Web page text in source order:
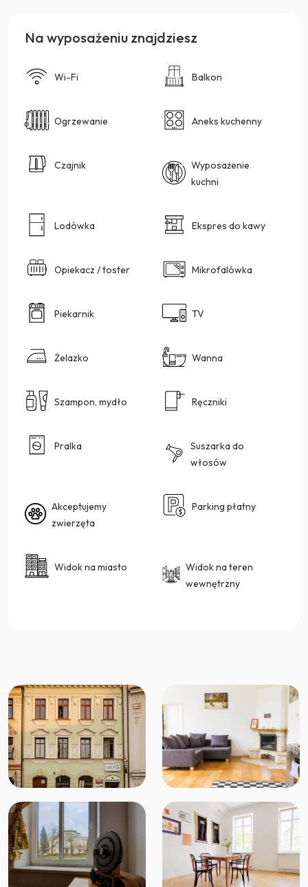
Na wyposażeniu znajdziesz
Wi-Fi Balkon
Ogrzewanie Aneks kuchenny
Czajnik
Wyposażenie
kuchni
Lodówka Ekspres do kawy
Opiekacz / toster Mikrofalówka
Piekarnik TV
Żelazko Wanna
Szampon, mydło Ręczniki
Pralka
Suszarka do
włosów
Akceptujemy
zwierzęta
Parking płatny
Widok na miasto
Widok na teren
wewnętrzny